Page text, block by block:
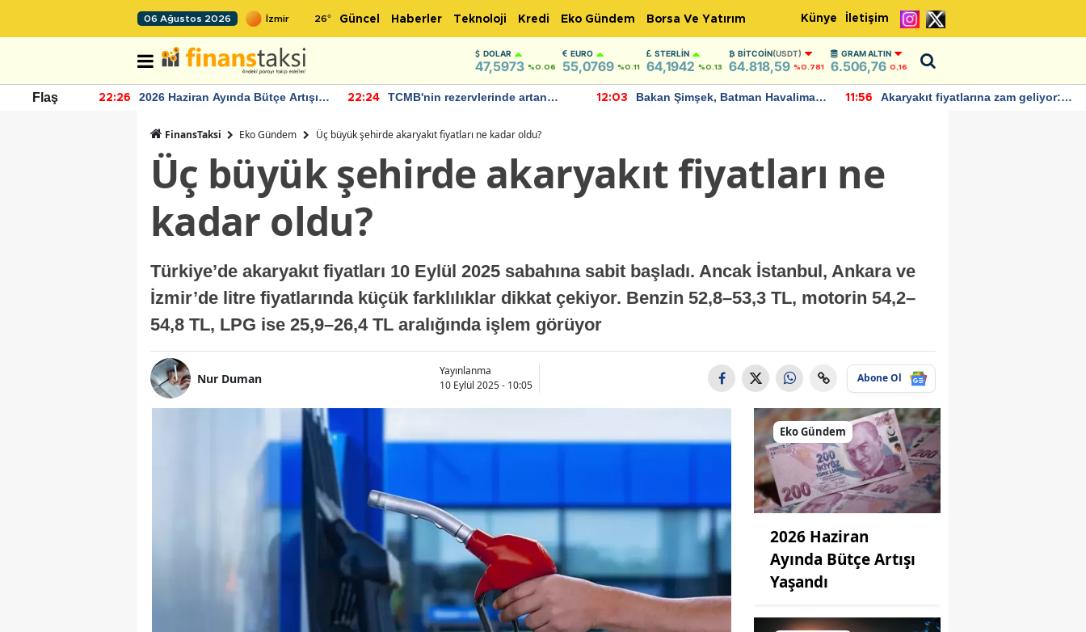
06 Ağustos 2026 26° Güncel Haberler Teknoloji Kredi Eko Gündem Borsa Ve Yatırım Künye İletişim
DOLAR
47,5973 %0.06
EURO
55,0769 %0.11
STERLIN
64,1942 %0.13
BITCOIN(USDT)
64.818,59 %0.781
GRAM ALTIN
6.506,76 0,16
Flaş 22:26
2026 Haziran Ayında Bütçe Artışı
22:24
TCMB'nin rezervlerinde artan
12:03
Bakan Şimşek, Batman Havalimanı
11:56
Akaryakıt fiyatlarına zam geliyor:
FinansTaksi Eko Gündem Üç büyük şehirde akaryakıt fiyatları ne kadar oldu?
Üç büyük şehirde akaryakıt fiyatları ne
kadar oldu?
Türkiye’de akaryakıt fiyatları 10 Eylül 2025 sabahına sabit başladı. Ancak İstanbul, Ankara ve
İzmir’de litre fiyatlarında küçük farklılıklar dikkat çekiyor. Benzin 52,8–53,3 TL, motorin 54,2–
54,8 TL, LPG ise 25,9–26,4 TL aralığında işlem görüyor
Nur Duman
Yayınlanma
10 Eylül 2025 - 10:05
Abone Ol
Eko Gündem
2026 Haziran
Ayında Bütçe Artışı
Yaşandı